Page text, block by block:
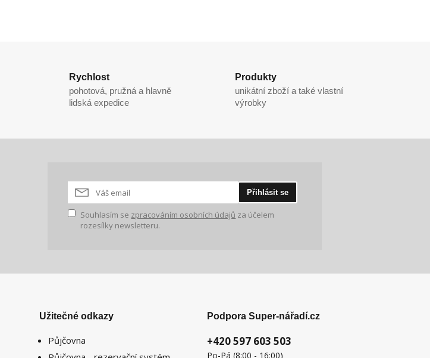
Rychlost
pohotová, pružná a hlavně
lidská expedice
Produkty
unikátní zboží a také vlastní
výrobky
Přihlásit se
Souhlasím se zpracováním osobních údajů za účelem
rozesílky newsletteru.
Užitečné odkazy
Půjčovna
Podpora Super-nářadí.cz
+420 597 603 503
Po-Pá (8:00 - 16:00)